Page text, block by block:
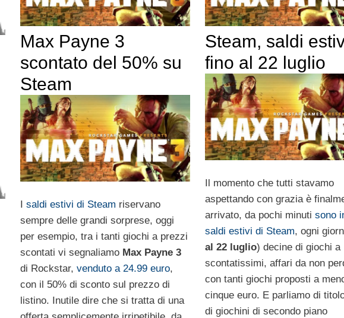
Max Payne 3
scontato del 50% su
Steam
saldi estivi di Steam riservano
sempre delle grandi sorprese, oggi
per esempio, tra i tanti giochi a prezzi
scontati vi segnaliamo Max Payne 3
di Rockstar, venduto a 24.99 euro,
con il 50% di sconto sul prezzo di
listino. Inutile dire che si tratta di una
Steam, saldi
fino al 22 luglio
Il momento che tutti stavamo
aspettando con grazia è
arrivato, da pochi minuti sono
saldi estivi di Steam, ogni
al 22 luglio) decine di giochi a
scontatissimi, affari da non
con tanti giochi proposti a
cinque euro. E parliamo di
di giochini di secondo piano